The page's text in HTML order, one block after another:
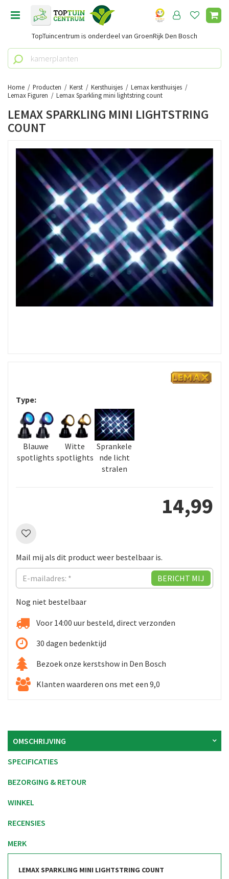
Home Producten Kerst Kersthuisjes
Lemax kersthuisjes
Lemax Figuren
Lemax Sparkling mini lightstring count
TopTuincentrum is onderdeel van GroenRijk Den Bosch
LEMAX SPARKLING MINI LIGHTSTRING
COUNT
Type:
Blauwe
spotlights
Witte
spotlights
Sprankele
nde licht
stralen
14,99
Mail mij als dit product weer bestelbaar is.
Nog niet bestelbaar
Voor 14:00 uur besteld, direct verzonden
30 dagen bedenktijd
Bezoek onze kerstshow in Den Bosch
Klanten waarderen ons met een 9,0
OMSCHRIJVING
SPECIFICATIES
BEZORGING & RETOUR
WINKEL
RECENSIES
MERK
LEMAX SPARKLING MINI LIGHTSTRING COUNT ​